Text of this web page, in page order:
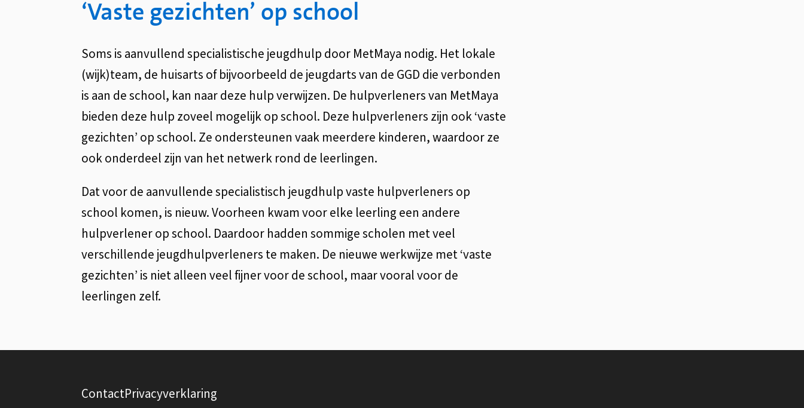
‘Vaste gezichten’ op school
Soms is aanvullend specialistische jeugdhulp door MetMaya nodig. Het lokale
(wijk)team, de huisarts of bijvoorbeeld de jeugdarts van de GGD die verbonden
is aan de school, kan naar deze hulp verwijzen. De hulpverleners van MetMaya
bieden deze hulp zoveel mogelijk op school. Deze hulpverleners zijn ook ‘vaste
gezichten’ op school. Ze ondersteunen vaak meerdere kinderen, waardoor ze
ook onderdeel zijn van het netwerk rond de leerlingen.
Dat voor de aanvullende specialistisch jeugdhulp vaste hulpverleners op
school komen, is nieuw. Voorheen kwam voor elke leerling een andere
hulpverlener op school. Daardoor hadden sommige scholen met veel
verschillende jeugdhulpverleners te maken. De nieuwe werkwijze met ‘vaste
gezichten’ is niet alleen veel fijner voor de school, maar vooral voor de
leerlingen zelf.
ContactPrivacyverklaring